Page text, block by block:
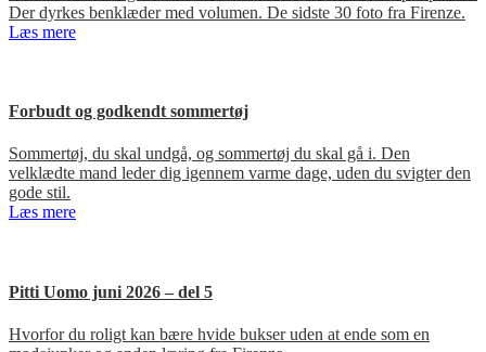
Der dyrkes benklæder med volumen. De sidste 30 foto fra Firenze.
Læs mere
Forbudt og godkendt sommertøj
Sommertøj, du skal undgå, og sommertøj du skal gå i. Den
velklædte mand leder dig igennem varme dage, uden du svigter den
gode stil.
Læs mere
Pitti Uomo juni 2026 – del 5
Hvorfor du roligt kan bære hvide bukser uden at ende som en